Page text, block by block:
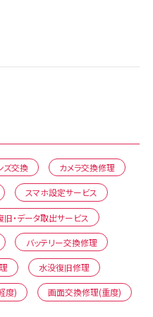
ズ交換 カメラ交換修理
スマホ設定サービス
旧・データ取出サービス
バッテリー交換修理
水没復旧修理
度) 画面交換修理(重度)